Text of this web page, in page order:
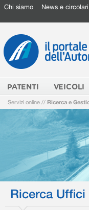
Chi siamo News e circolari
PATENTI VEICOLI
Servizi online // Ricerca e
Ricerca